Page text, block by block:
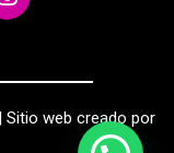
web creado por